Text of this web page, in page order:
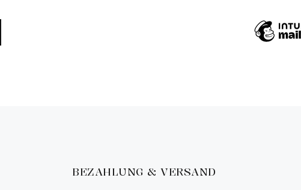
BEZAHLUNG & VERSAND